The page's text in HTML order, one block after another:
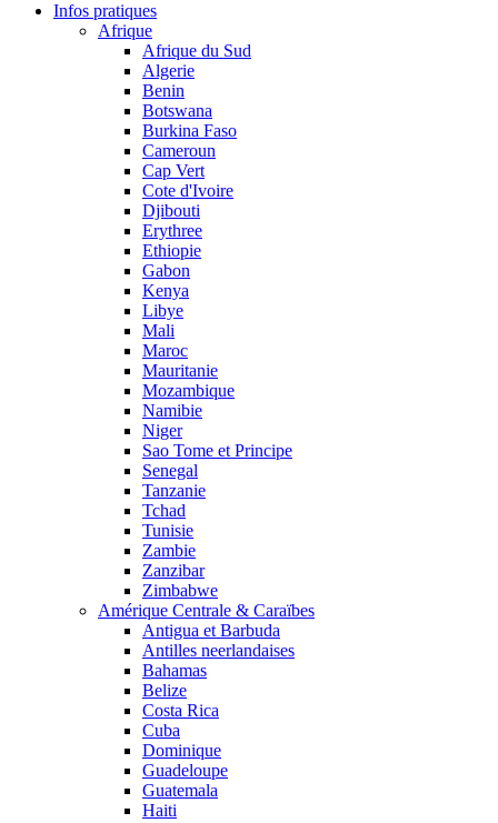
Infos pratiques
Afrique
Afrique du Sud
Algerie
Benin
Botswana
Burkina Faso
Cameroun
Cap Vert
Cote d'Ivoire
Djibouti
Erythree
Ethiopie
Gabon
Kenya
Libye
Mali
Maroc
Mauritanie
Mozambique
Namibie
Niger
Sao Tome et Principe
Senegal
Tanzanie
Tchad
Tunisie
Zambie
Zanzibar
Zimbabwe
Amérique Centrale & Caraïbes
Antigua et Barbuda
Antilles neerlandaises
Bahamas
Belize
Costa Rica
Cuba
Dominique
Guadeloupe
Guatemala
Haiti